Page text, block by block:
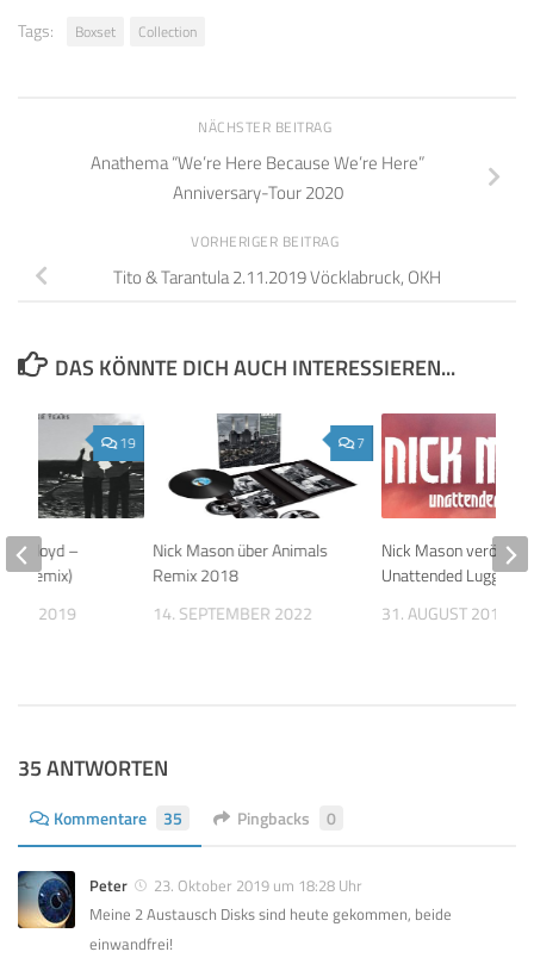
Tags: Boxset Collection
NÄCHSTER BEITRAG
Anathema “We’re Here Because We’re Here”
Anniversary-Tour 2020
VORHERIGER BEITRAG
Tito & Tarantula 2.11.2019 Vöcklabruck, OKH
DAS KÖNNTE DICH AUCH INTERESSIEREN...
7
Nick Mason über Animals
Remix 2018
14. SEPTEMBER 2022
Nick Mason
Unattended Luggage
31. AUGUST 2018
19
Floyd –
Remix)
2019
35 ANTWORTEN
Kommentare 35 Pingbacks 0
Peter
23. Oktober 2019 um 18:28 Uhr
Meine 2 Austausch Disks sind heute gekommen, beide
einwandfrei!